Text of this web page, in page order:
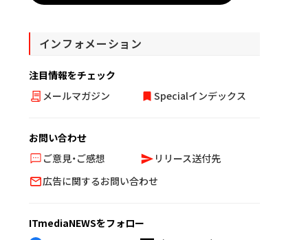
インフォメーション
注目情報をチェック
メールマガジン
Specialインデックス
お問い合わせ
ご意見・ご感想
リリース送付先
広告に関するお問い合わせ
ITmediaNEWSをフォロー